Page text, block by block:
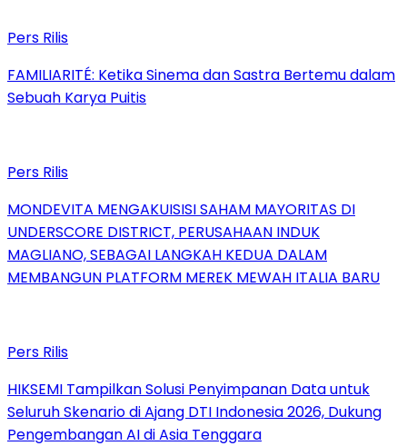
Pers Rilis
FAMILIARITÉ: Ketika Sinema dan Sastra Bertemu dalam
Sebuah Karya Puitis
Pers Rilis
MONDEVITA MENGAKUISISI SAHAM MAYORITAS DI
UNDERSCORE DISTRICT, PERUSAHAAN INDUK
MAGLIANO, SEBAGAI LANGKAH KEDUA DALAM
MEMBANGUN PLATFORM MEREK MEWAH ITALIA BARU
Pers Rilis
HIKSEMI Tampilkan Solusi Penyimpanan Data untuk
Seluruh Skenario di Ajang DTI Indonesia 2026, Dukung
Pengembangan AI di Asia Tenggara